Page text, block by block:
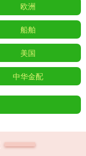
欧洲
船舶
美国
中华金配